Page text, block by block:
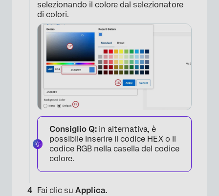
×
selezionando il colore dal selezionatore
di colori.
Consiglio Q: in alternativa, è
possibile inserire il codice HEX o il
codice RGB nella casella del codice
colore.
Fai clic su Applica.